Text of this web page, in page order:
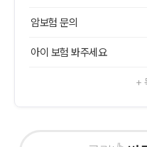
암보험 문의
아이 보험 봐주세요
+